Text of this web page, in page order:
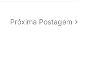
Próxima Postagem